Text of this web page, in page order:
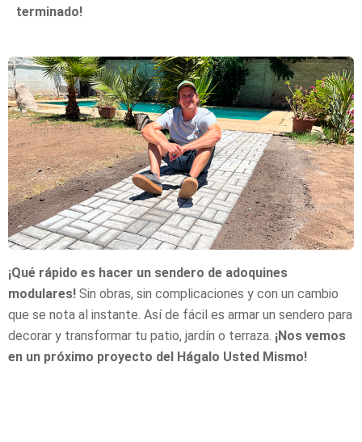
terminado!
¡Qué rápido es hacer un sendero de adoquines
modulares! Sin obras, sin complicaciones y con un cambio
que se nota al instante. Así de fácil es armar un sendero para
decorar y transformar tu patio, jardín o terraza. ¡Nos vemos
en un próximo proyecto del Hágalo Usted Mismo!